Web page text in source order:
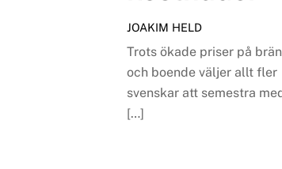
JOAKIM HELD
Trots ökade priser på
och boende väljer allt fler
svenskar att semestra
[…]